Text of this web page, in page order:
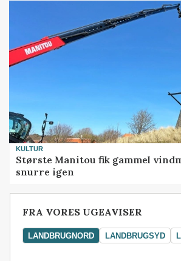
KULTUR
Største Manitou fik gammel
snurre igen
FRA VORES UGEAVISER
LANDBRUGNORD LANDBRUGSYD